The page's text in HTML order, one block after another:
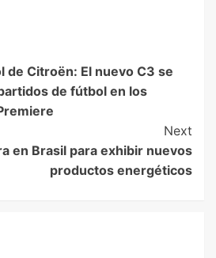
de Citroën: El nuevo C3 se
de fútbol en los
Next
en Brasil para exhibir nuevos
productos energéticos